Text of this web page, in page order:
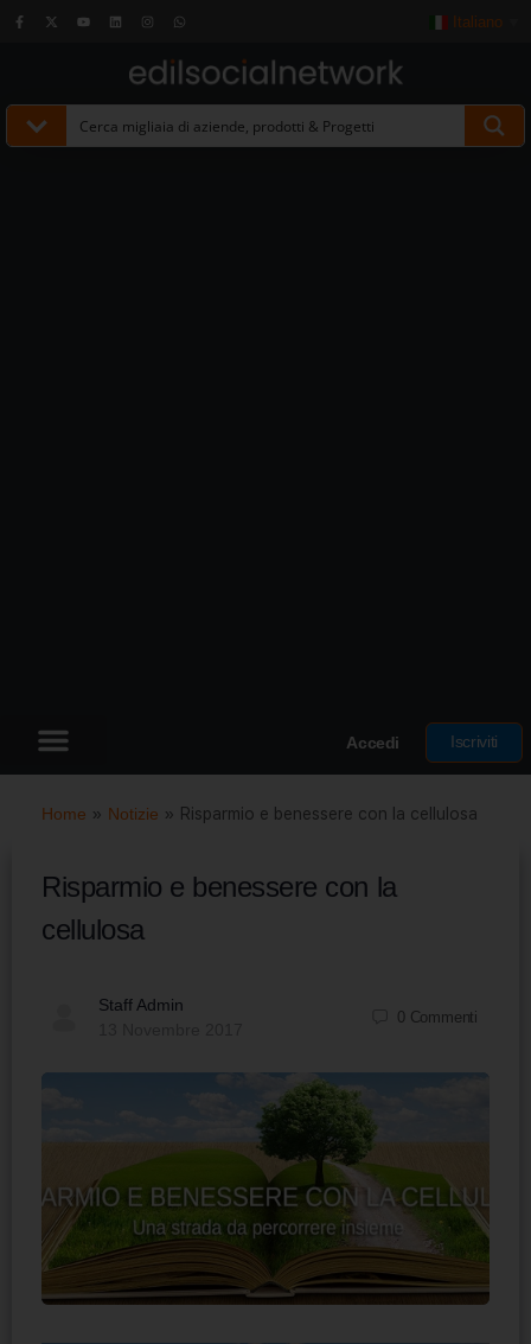
Italiano
Accedi Iscriviti
Home » Notizie » Risparmio e benessere con la cellulosa
Risparmio e benessere con la
cellulosa
Staff Admin
0 Commenti